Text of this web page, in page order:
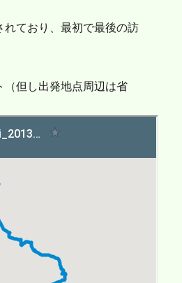
れており、最初で最後の訪
（但し出発地点周辺は省